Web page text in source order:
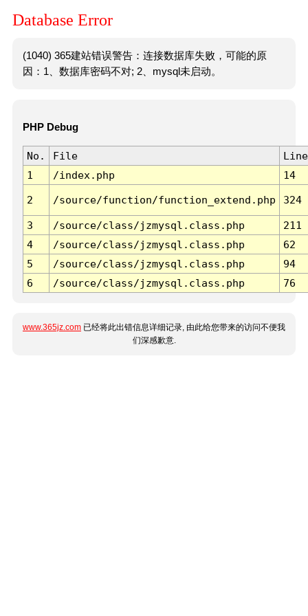
Database Error
(1040) 365建站错误警告：连接数据库失败，可能的原
因：1、数据库密码不对; 2、mysql未启动。
PHP Debug
No. File
Line
1
/index.php 14
2 /source/function/function_extend.php 324
3 /source/class/jzmysql.class.php
211
4
/source/class/jzmysql.class.php
62
5
/source/class/jzmysql.class.php
94
6
/source/class/jzmysql.class.php 76
www.365jz.com 已经将此出错信息详细记录, 由此给您带来的访问不便我
们深感歉意.